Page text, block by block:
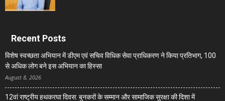
Recent Posts
विशेष स्वच्छता अभियान में डीएम एवं सचिव विधिक सेवा प्राधिकरण ने किया प्रतिभाग, 100
से अधिक लोग बने इस अभियान का हिस्सा
August 8, 2026
12वां राष्ट्रीय हथकरघा दिवस: बुनकरों के सम्मान और सामाजिक सुरक्षा की दिशा में